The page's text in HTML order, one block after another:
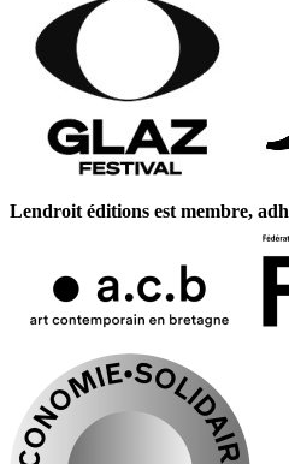
Lendroit éditions est membre,